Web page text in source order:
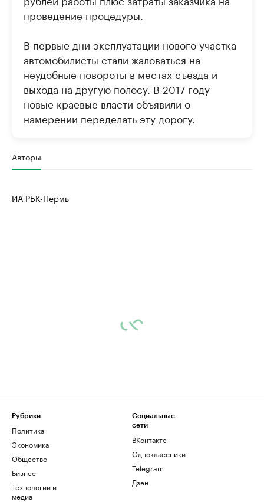
проведение процедуры.
В первые дни эксплуатации нового участка
автомобилисты стали жаловаться на
неудобные повороты в местах съезда и
выхода на другую полосу. В 2017 году
новые краевые власти объявили о
намерении переделать эту дорогу.
Авторы
ИА РБК-Пермь
Рубрики
Политика
Экономика
Общество
Бизнес
Технологии и
медиа
Социальные
сети
ВКонтакте
Одноклассники
Telegram
Дзен